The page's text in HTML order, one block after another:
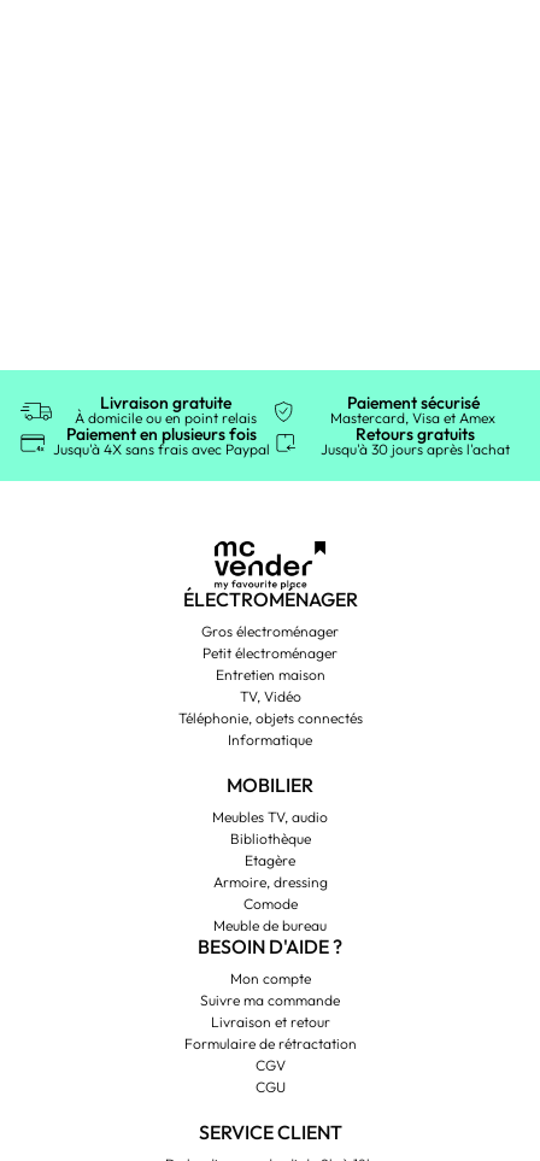
Livraison gratuite
À domicile ou en point relais
Paiement sécurisé
Mastercard, Visa et Amex
Paiement en plusieurs fois
Jusqu'à 4X sans frais avec Paypal
Retours gratuits
Jusqu'à 30 jours après l'achat
ÉLECTROMÉNAGER
Gros électroménager
Petit électroménager
Entretien maison
TV, Vidéo
Téléphonie, objets connectés
Informatique
MOBILIER
Meubles TV, audio
Bibliothèque
Etagère
Armoire, dressing
Comode
Meuble de bureau
BESOIN D'AIDE ?
Mon compte
Suivre ma commande
Livraison et retour
Formulaire de rétractation
CGV
CGU
SERVICE CLIENT